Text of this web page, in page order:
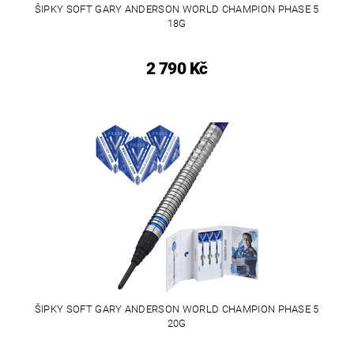
ŠIPKY SOFT GARY ANDERSON WORLD CHAMPION PHASE 5
18G
2 790 Kč
ŠIPKY SOFT GARY ANDERSON WORLD CHAMPION PHASE 5
20G